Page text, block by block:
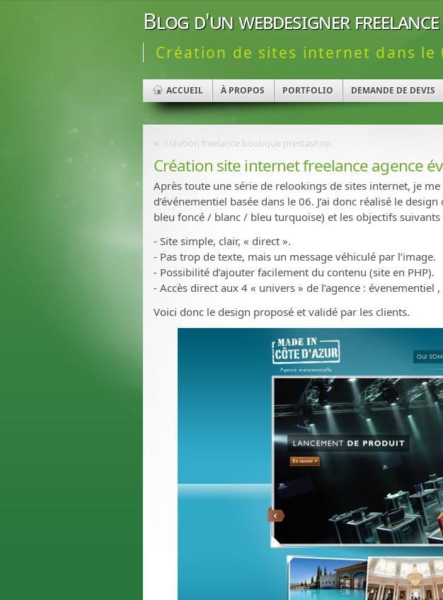
Blog d'un webdesigner
Création de sites internet dans le
ACCUEIL À PROPOS PORTFOLIO DEMANDE DE DEVIS
« création freelance boutique prestashop
Création site internet freelance agence
Après toute une série de relookings de sites internet, je
d’événementiel basée dans le 06. J’ai donc réalisé le
bleu foncé / blanc / bleu turquoise) et les objectifs
- Site simple, clair, « direct ».
- Pas trop de texte, mais un message véhiculé par l’image.
- Possibilité d’ajouter facilement du contenu (site en PHP).
- Accès direct aux 4 « univers » de l’agence : évenementiel
Voici donc le design proposé et validé par les clients.